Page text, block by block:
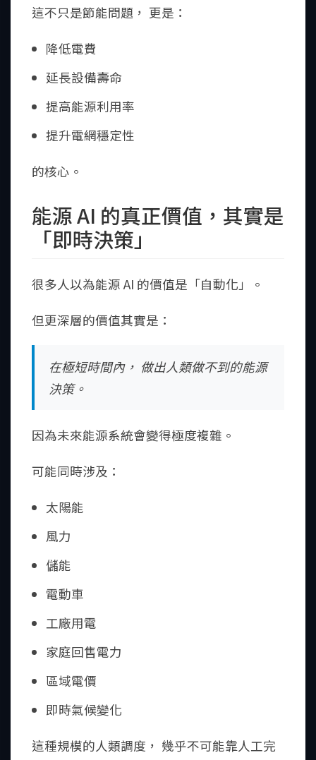
這不只是節能問題， 更是：
降低電費
延長設備壽命
提高能源利用率
提升電網穩定性
的核心。
能源 AI 的真正價值，其實是
「即時決策」
很多人以為能源 AI 的價值是「自動化」。
但更深層的價值其實是：
在極短時間內， 做出人類做不到的能源
決策。
因為未來能源系統會變得極度複雜。
可能同時涉及：
太陽能
風力
儲能
電動車
工廠用電
家庭回售電力
區域電價
即時氣候變化
這種規模的人類調度， 幾乎不可能靠人工完